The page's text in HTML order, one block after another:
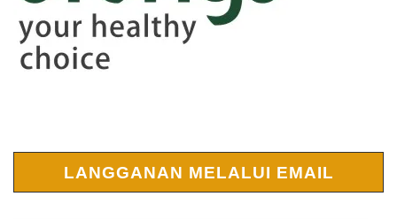
LANGGANAN MELALUI EMAIL